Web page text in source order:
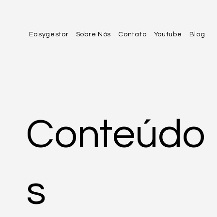
Easygestor Sobre Nós Contato Youtube Blog
Conteúdo
s